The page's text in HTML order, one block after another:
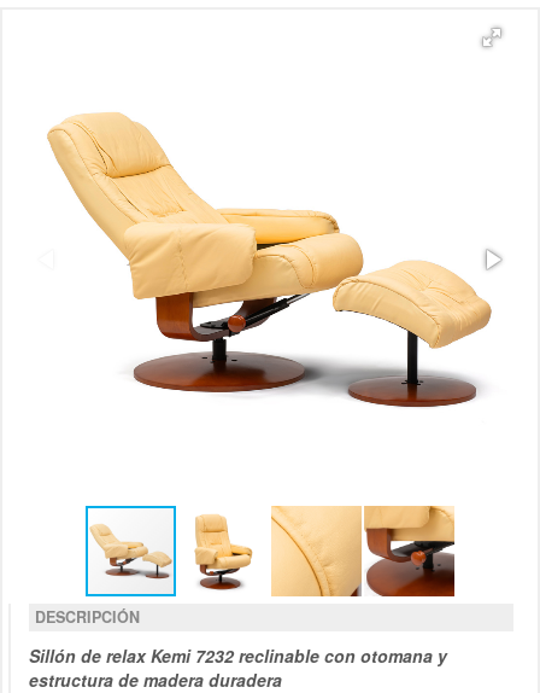
DESCRIPCIÓN
Sillón de relax Kemi 7232 reclinable con otomana y
estructura de madera duradera